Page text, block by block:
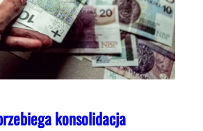
konsolidacja